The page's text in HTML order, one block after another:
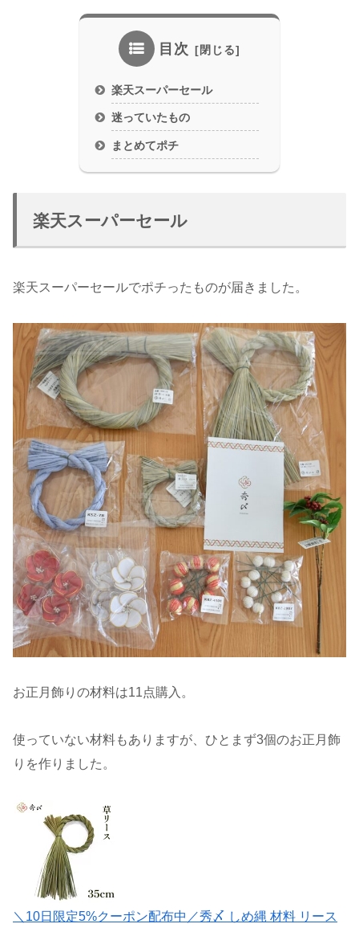
目次
楽天スーパーセール
迷っていたもの
まとめてポチ
楽天スーパーセール
楽天スーパーセールでポチったものが届きました。
お正月飾りの材料は11点購入。
使っていない材料もありますが、ひとまず3個のお正月飾
りを作りました。
＼10日限定5%クーポン配布中／秀〆 しめ縄 材料 リース